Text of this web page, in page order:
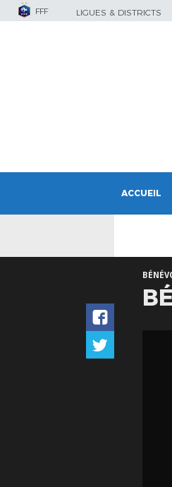
FFF LIGUES & DISTRICTS
ACCUEIL